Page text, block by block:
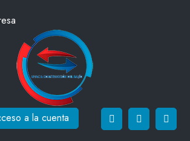
a la cuenta